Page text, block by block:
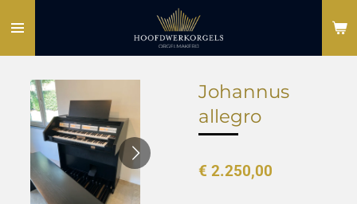
direct
naar
hoofdinhoud
Johannus
allegro
€ 2.250,00